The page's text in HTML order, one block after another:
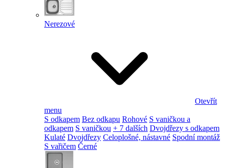
Nerezové
Otevřít
menu
S odkapem Bez odkapu Rohové S vaničkou a
odkapem S vaničkou + 7 dalších Dvojdřezy s odkapem
Kulaté Dvojdřezy Celoplošné, nástavné Spodní montáž
S vařičem Černé